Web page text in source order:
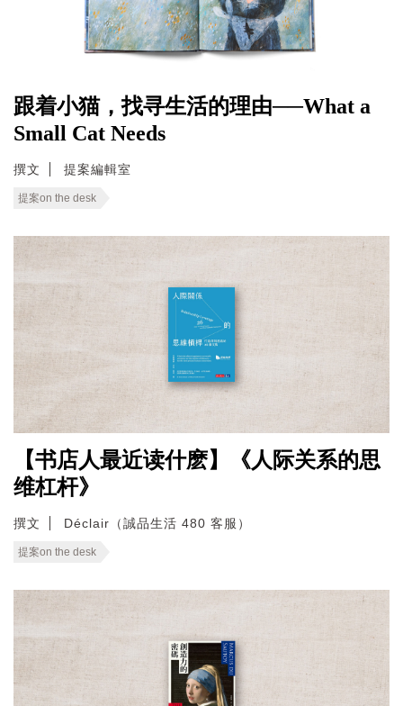
跟着小猫，找寻生活的理由──What a
Small Cat Needs
撰文 提案編輯室
提案on the desk
【书店人最近读什麽】《人际关系的思
维杠杆》
撰文 Déclair（誠品生活 480 客服）
提案on the desk